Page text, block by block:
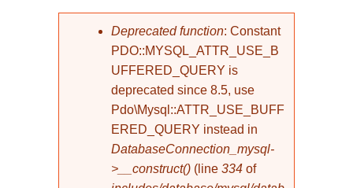
Fehlermeldung
Deprecated function: Constant
PDO::MYSQL_ATTR_USE_B
UFFERED_QUERY is
deprecated since 8.5, use
Pdo\Mysql::ATTR_USE_BUFF
ERED_QUERY instead in
DatabaseConnection_mysql-
>__construct() (line 334 of